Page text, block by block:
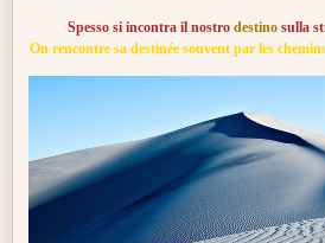
Spesso si incontra il nostro destinosulla
On rencontre sa destinée souvent par les